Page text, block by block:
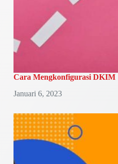
Cara Mengkonfigurasi DKIM
Januari 6, 2023